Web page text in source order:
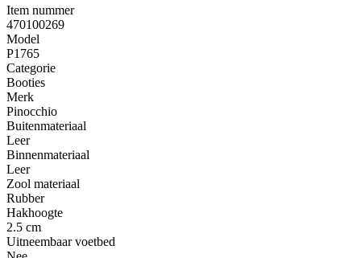
Item nummer
470100269
Model
P1765
Categorie
Booties
Merk
Pinocchio
Buitenmateriaal
Leer
Binnenmateriaal
Leer
Zool materiaal
Rubber
Hakhoogte
2.5 cm
Uitneembaar voetbed